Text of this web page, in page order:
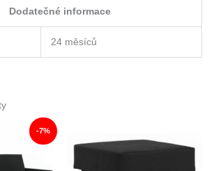
Dodatečné informace
24 měsíců
-7%